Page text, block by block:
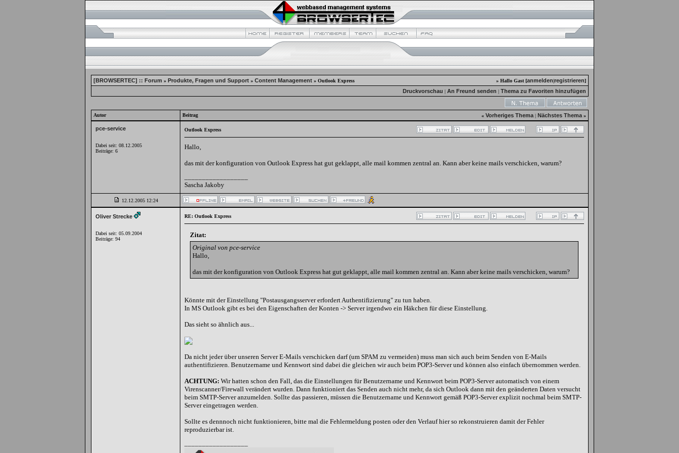
[BROWSERTEC] :: Forum » Produkte, Fragen und Support» Content Management» Outlook Express » Hallo Gast [anmelden|registrieren]
Druckvorschau | An Freund senden | Thema zu Favoriten hinzufügen
Autor Beitrag « Vorheriges Thema| Nächstes Thema »
pce-service
Dabei seit: 08.12.2005
Beiträge: 6
Outlook Express
Hallo,
das mit der konfiguration von Outlook Express hat gut geklappt, alle mail kommen zentral an. Kann aber keine mails verschicken, warum?
Sascha Jakoby
12.12.2005 12:24
Oliver Strecke
Dabei seit: 05.09.2004
Beiträge: 94
RE: Outlook Express
Zitat:
Original von pce-service
Hallo,
das mit der konfiguration von Outlook Express hat gut geklappt, alle mail kommen zentral an. Kann aber keine mails verschicken, warum?
Könnte mit der Einstellung "Postausgangsserver erfordert Authentifizierung" zu tun haben.
In MS Outlook gibt es bei den Eigenschaften der Konten -> Server irgendwo ein Häkchen für diese Einstellung.
Das sieht so ähnlich aus...
Da nicht jeder über unseren Server E-Mails verschicken darf (um SPAM zu vermeiden) muss man sich auch beim Senden von E-Mails
authentifizieren. Benutzername und Kennwort sind dabei die gleichen wir auch beim POP3-Server und können also einfach übernommen werden.
ACHTUNG: Wir hatten schon den Fall, das die Einstellungen für Benutzername und Kennwort beim POP3-Server automatisch von einem
Virenscanner/Firewall verändert wurden. Dann funktioniert das Senden auch nicht mehr, da sich Outlook dann mit den geänderten Daten versucht
beim SMTP-Server anzumelden. Sollte das passieren, müssen die Benutzername und Kennwort gemäß POP3-Server explizit nochmal beim SMTP-
Server eingetragen werden.
Sollte es dennnoch nicht funktionieren, bitte mal die Fehlermeldung posten oder den Verlauf hier so rekonstruieren damit der Fehler
reproduzierbar ist.